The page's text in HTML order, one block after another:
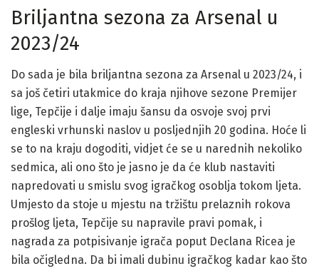
Briljantna sezona za Arsenal u
2023/24
Do sada je bila briljantna sezona za Arsenal u 2023/24, i
sa još četiri utakmice do kraja njihove sezone Premijer
lige, Tepčije i dalje imaju šansu da osvoje svoj prvi
engleski vrhunski naslov u posljednjih 20 godina. Hoće li
se to na kraju dogoditi, vidjet će se u narednih nekoliko
sedmica, ali ono što je jasno je da će klub nastaviti
napredovati u smislu svog igračkog osoblja tokom ljeta.
Umjesto da stoje u mjestu na tržištu prelaznih rokova
prošlog ljeta, Tepčije su napravile pravi pomak, i
nagrada za potpisivanje igrača poput Declana Ricea je
bila očigledna. Da bi imali dubinu igračkog kadar kao što